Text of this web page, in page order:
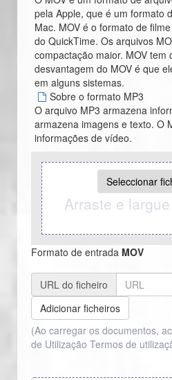
pela Apple, que é um formato
Mac. MOV é o formato de
do QuickTime. Os arquivos
compactação maior. MOV
desvantagem do MOV é que
em alguns sistemas.
Sobre o formato MP3
O arquivo MP3 armazena
armazena imagens e texto. O
informações de vídeo.
Seleccionar
Arraste e
Formato de entrada MOV
URL do ficheiro
Adicionar ficheiros
(Ao carregar os documentos,
de Utilização Termos de